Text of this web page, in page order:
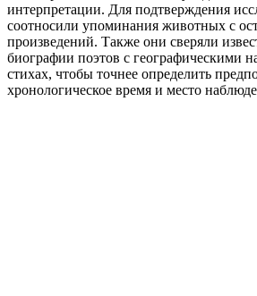
интерпретации. Для подтверждения
соотносили упоминания животных с
произведений. Также они сверяли
биографии поэтов с географическими
стихах, чтобы точнее определить
хронологическое время и место